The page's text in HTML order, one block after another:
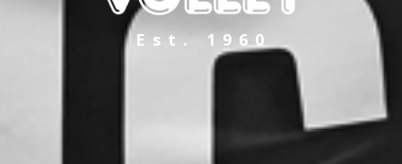
Est. 1960